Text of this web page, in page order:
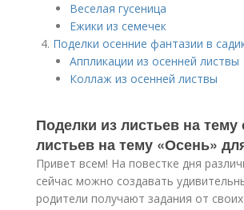
Веселая гусеница
Ежики из семечек
Поделки осенние фантазии в
Аппликации из осенней листвы
Коллаж из осенней листвы
Поделки из листьев на
листьев на тему «Осень»
Привет всем! На повестке дня
сейчас можно создавать
родители получают задания от